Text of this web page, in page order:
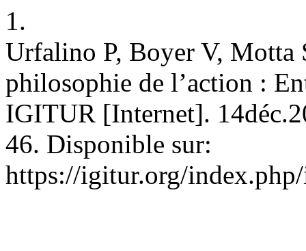
1.
Urfalino P, Boyer V, Motta
philosophie de l’action :
IGITUR [Internet].
46. Disponible sur:
https://igitur.org/